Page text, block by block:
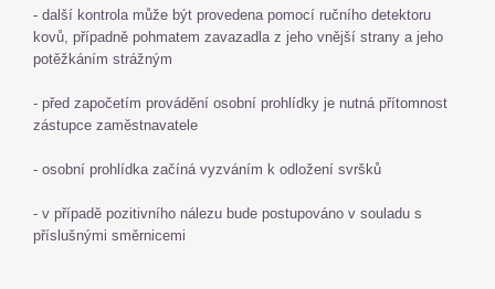
- další kontrola může být provedena pomocí ručního detektoru
kovů, případně pohmatem zavazadla z jeho vnější strany a jeho
potěžkáním strážným
- před započetím provádění osobní prohlídky je nutná přítomnost
zástupce zaměstnavatele
- osobní prohlídka začíná vyzváním k odložení svršků
- v případě pozitivního nálezu bude postupováno v souladu s
příslušnými směrnicemi